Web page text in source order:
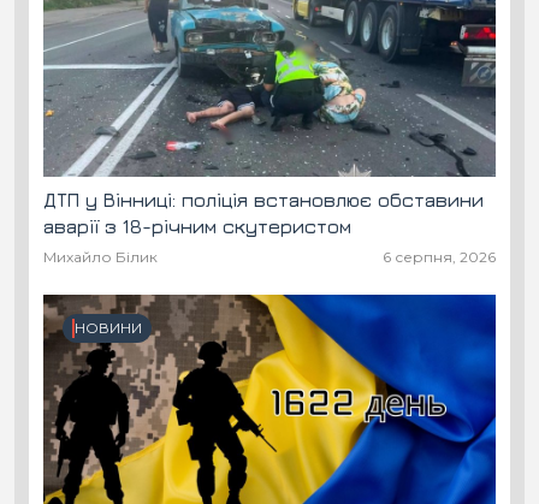
ДТП у Вінниці: поліція встановлює обставини
аварії з 18-річним скутеристом
Михайло Білик 6 серпня, 2026
НОВИНИ